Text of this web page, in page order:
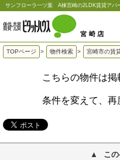
TOPページ > 物件検索 > 宮崎市の賃
こちらの物件は掲
条件を変えて、再
こ